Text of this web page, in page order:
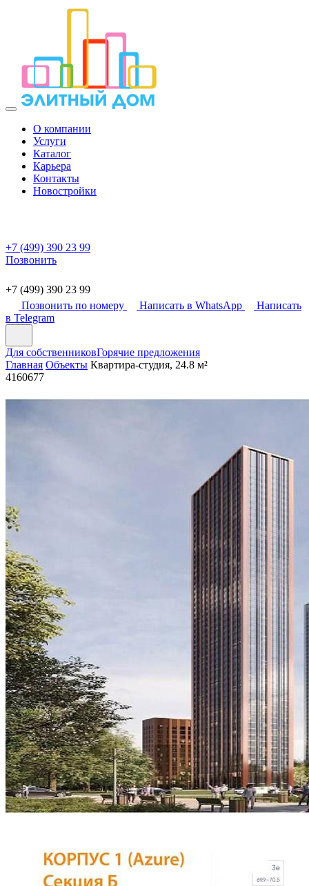
О компании
Услуги
Каталог
Карьера
Контакты
Новостройки
+7 (499) 390 23 99
Позвонить
+7 (499) 390 23 99
Позвонить по номеру
Написать в WhatsApp
Написать
в Telegram
Для собственниковГорячие предложения
Главная Объекты Квартира-студия, 24.8 м²
4160677